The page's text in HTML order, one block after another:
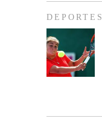
DEPORTES